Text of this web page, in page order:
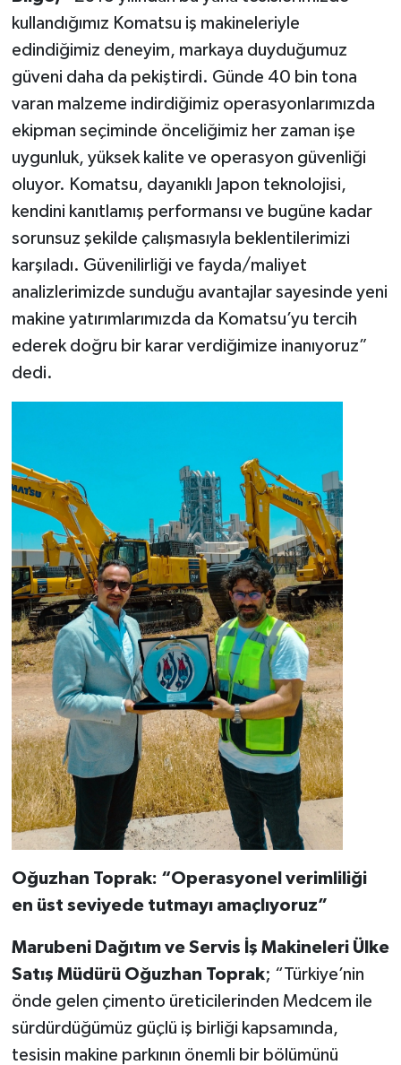
kullandığımız Komatsu iş makineleriyle
edindiğimiz deneyim, markaya duyduğumuz
güveni daha da pekiştirdi. Günde 40 bin tona
varan malzeme indirdiğimiz operasyonlarımızda
ekipman seçiminde önceliğimiz her zaman işe
uygunluk, yüksek kalite ve operasyon güvenliği
oluyor. Komatsu, dayanıklı Japon teknolojisi,
kendini kanıtlamış performansı ve bugüne kadar
sorunsuz şekilde çalışmasıyla beklentilerimizi
karşıladı. Güvenilirliği ve fayda/maliyet
analizlerimizde sunduğu avantajlar sayesinde yeni
makine yatırımlarımızda da Komatsu’yu tercih
ederek doğru bir karar verdiğimize inanıyoruz”
dedi.
Oğuzhan Toprak: “Operasyonel verimliliği
en üst seviyede tutmayı amaçlıyoruz”
Marubeni Dağıtım ve Servis İş Makineleri Ülke
Satış Müdürü Oğuzhan Toprak; “Türkiye’nin
önde gelen çimento üreticilerinden Medcem ile
sürdürdüğümüz güçlü iş birliği kapsamında,
tesisin makine parkının önemli bir bölümünü